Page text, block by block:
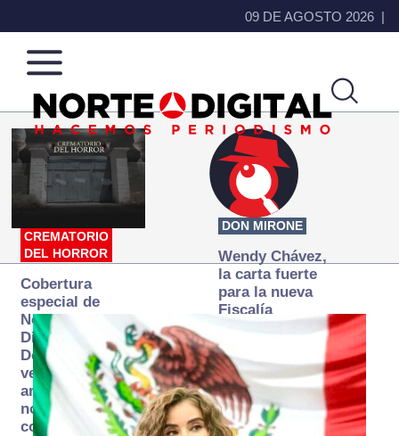
09 DE AGOSTO 2026
Norte
de
Ciudad
Más
que
noticias,
hacemos periodismo
CREMATORIO
DEL HORROR
Cobertura
especial de
Norte
Digital:
Donde la
verdad
arde… pero
no se
consume
DON MIRONE
Wendy Chávez,
la carta fuerte
para la nueva
Fiscalía